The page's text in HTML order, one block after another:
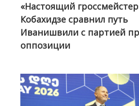
@ქართული ოცნება / Georgian Dream
«Настоящий
Кобахидзе сравнил путь
Иванишвили с партией
оппозиции